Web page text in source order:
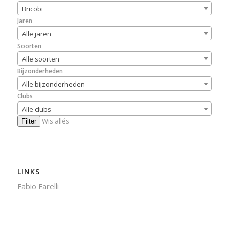
Bricobi
Jaren
Alle jaren
Soorten
Alle soorten
Bijzonderheden
Alle bijzonderheden
Clubs
Alle clubs
Filter Wis allés
LINKS
Fabio Farelli